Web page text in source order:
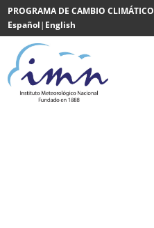
Saltar al contenido
PROGRAMA DE CAMBIO CLIMÁTICO
Español| English
Powered
by
Translate